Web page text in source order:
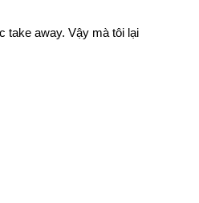
take away. Vậy mà tôi lại